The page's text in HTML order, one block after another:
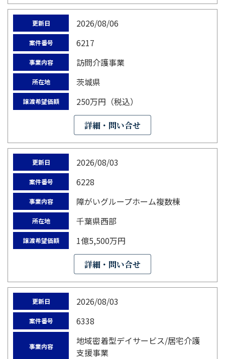
更新日 2026/08/06
案件番号 6217
事業内容 訪問介護事業
所在地 茨城県
譲渡希望価額 250万円（税込）
詳細・問い合せ
更新日 2026/08/03
案件番号 6228
事業内容 障がいグループホーム複数棟
所在地 千葉県西部
譲渡希望価額 1億5,500万円
詳細・問い合せ
更新日 2026/08/03
案件番号 6338
事業内容
地域密着型デイサービス/居宅介護
支援事業